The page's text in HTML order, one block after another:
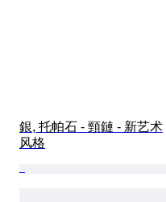
銀, 托帕石 - 頸鏈 - 新艺术
风格